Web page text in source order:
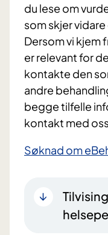
du lese om
som skjer
Dersom vi kjem
er relevant for
kontakte den
andre
begge tilfelle
kontakt med
Søknad om